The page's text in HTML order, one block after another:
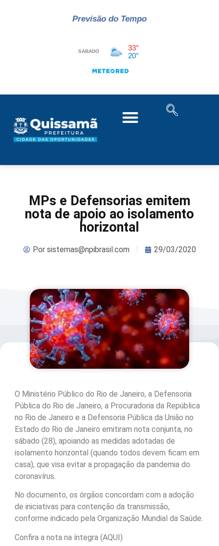
Previsão do Tempo
MPs e Defensorias emitem
nota de apoio ao isolamento
horizontal
Porsistemas@npibrasil.com 29/03/2020
O Ministério Público do Rio de Janeiro, a Defensoria
Pública do Rio de Janeiro, a Procuradoria da República
no Rio de Janeiro e a Defensoria Pública da União no
Estado do Rio de Janeiro emitiram nota conjunta, no
sábado (28), apoiando as medidas adotadas de
isolamento horizontal (quando todos devem ficam em
casa), que visa evitar a propagação da pandemia do
coronavírus.
No documento, os órgãos concordam com a adoção
de iniciativas para contenção da transmissão,
conforme indicado pela Organização Mundial da Saúde.
Confira a nota na íntegra (AQUI)